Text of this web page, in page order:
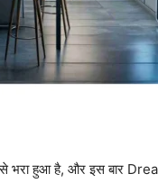
भरा हुआ है, और इस बार